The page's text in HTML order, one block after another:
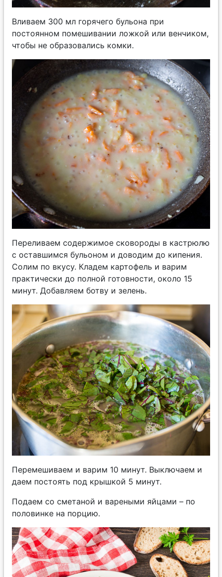
Вливаем 300 мл горячего бульона при
постоянном помешивании ложкой или венчиком,
чтобы не образовались комки.
Переливаем содержимое сковороды в кастрюлю
с оставшимся бульоном и доводим до кипения.
Солим по вкусу. Кладем картофель и варим
практически до полной готовности, около 15
минут. Добавляем ботву и зелень.
Перемешиваем и варим 10 минут. Выключаем и
даем постоять под крышкой 5 минут.
Подаем со сметаной и вареными яйцами – по
половинке на порцию.